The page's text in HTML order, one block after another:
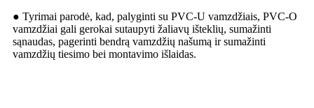
● Tyrimai parodė, kad, palyginti su PVC-U vamzdžiais, PVC-O
vamzdžiai gali gerokai sutaupyti žaliavų išteklių, sumažinti
sąnaudas, pagerinti bendrą vamzdžių našumą ir sumažinti
vamzdžių tiesimo bei montavimo išlaidas.